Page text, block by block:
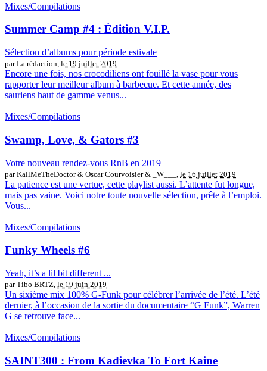
Mixes/Compilations
Summer Camp #4 : Édition V.I.P.
Sélection d’albums pour période estivale
par La rédaction, le 19 juillet 2019
Encore une fois, nos crocodiliens ont fouillé la vase pour vous
rapporter leur meilleur album à barbecue. Et cette année, des
sauriens haut de gamme venus...
Mixes/Compilations
Swamp, Love, & Gators #3
Votre nouveau rendez-vous RnB en 2019
par KallMeTheDoctor & Oscar Courvoisier & _W___, le 16 juillet 2019
La patience est une vertue, cette playlist aussi. L’attente fut longue,
mais pas vaine. Voici notre toute nouvelle sélection, prête à l’emploi.
Vous...
Mixes/Compilations
Funky Wheels #6
Yeah, it’s a lil bit different ...
par Tibo BRTZ, le 19 juin 2019
Un sixième mix 100% G-Funk pour célébrer l’arrivée de l’été. L’été
dernier, à l’occasion de la sortie du documentaire “G Funk”, Warren
G se retrouve face...
Mixes/Compilations
SAINT300 : From Kadievka To Fort Kaine